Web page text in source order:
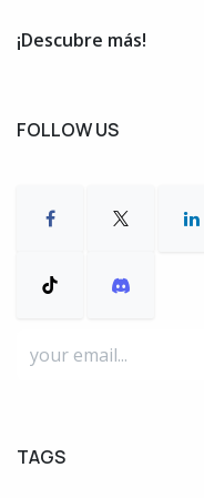
¡Descubre más!
FOLLOW US
TAGS